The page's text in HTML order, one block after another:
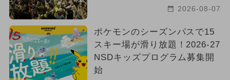
2026-08-07
ポケモンのシーズンパスで15
スキー場が滑り放題！2026-27
NSDキッズプログラム募集開
始